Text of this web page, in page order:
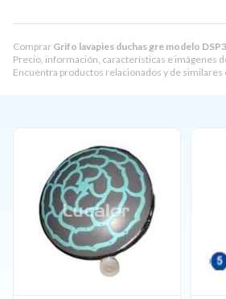
Comprar Grifo lavapies duchas gre modelo
Precio, información, características e imágenes
Encuentra productos relacionados y de similares